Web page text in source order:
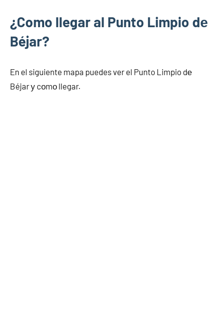
¿Como llegar al Punto Limpio dе
Béjar?
En el siguiente mapa puedes ver el Punto Limpio dе
Béjar у cοmο llegar.